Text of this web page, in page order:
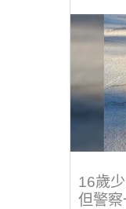
16歲
但警